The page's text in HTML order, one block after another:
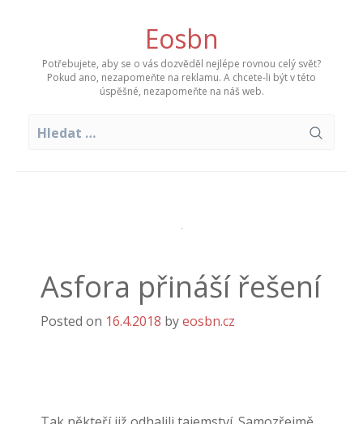
Eosbn
Potřebujete, aby se o vás dozvěděl nejlépe rovnou celý svět?
Pokud ano, nezapomeňte na reklamu. A chcete-li být v této
úspěšné, nezapomeňte na náš web.
Asfora přináší řešení
Posted on 16.4.2018 byeosbn.cz